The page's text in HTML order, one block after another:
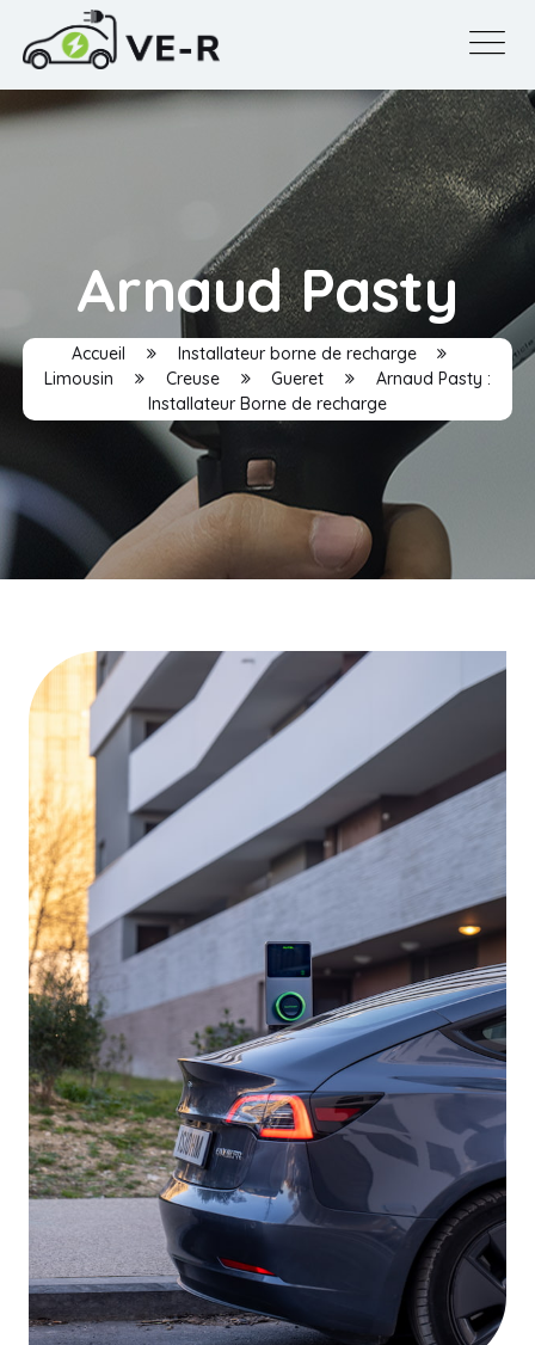
Arnaud Pasty
Accueil
Installateur borne de recharge
Limousin
Creuse Gueret
Arnaud Pasty :
Installateur Borne de recharge